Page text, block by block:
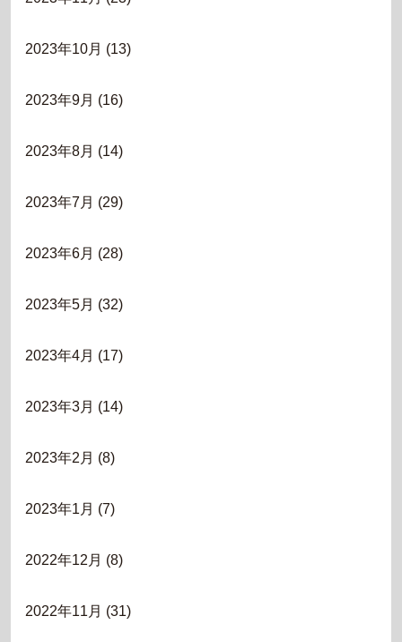
2023年10月 (13)
2023年9月 (16)
2023年8月 (14)
2023年7月 (29)
2023年6月 (28)
2023年5月 (32)
2023年4月 (17)
2023年3月 (14)
2023年2月 (8)
2023年1月 (7)
2022年12月 (8)
2022年11月 (31)